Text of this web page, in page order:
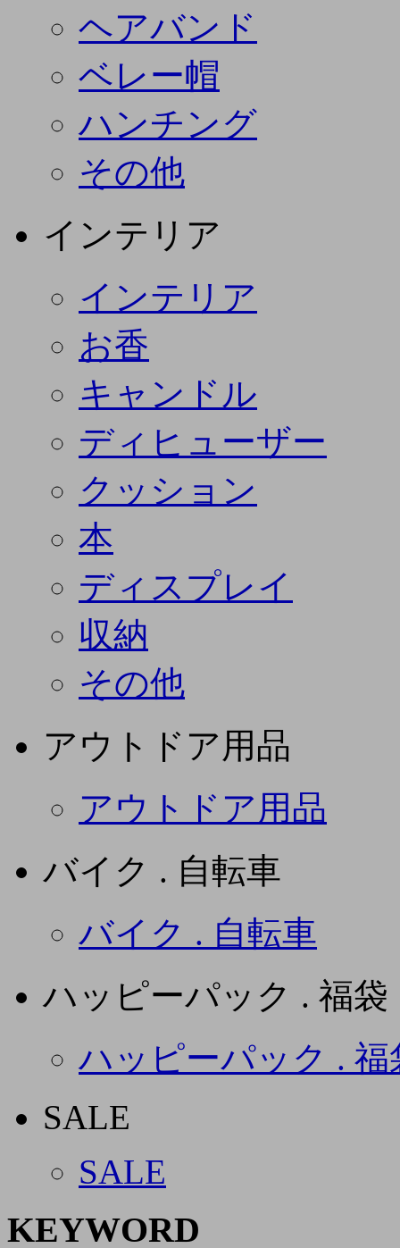
ヘアバンド
ベレー帽
ハンチング
その他
インテリア
インテリア
お香
キャンドル
ディヒューザー
クッション
本
ディスプレイ
収納
その他
アウトドア用品
アウトドア用品
バイク . 自転車
バイク . 自転車
ハッピーパック . 福袋
ハッピーパック . 福
SALE
SALE
KEYWORD